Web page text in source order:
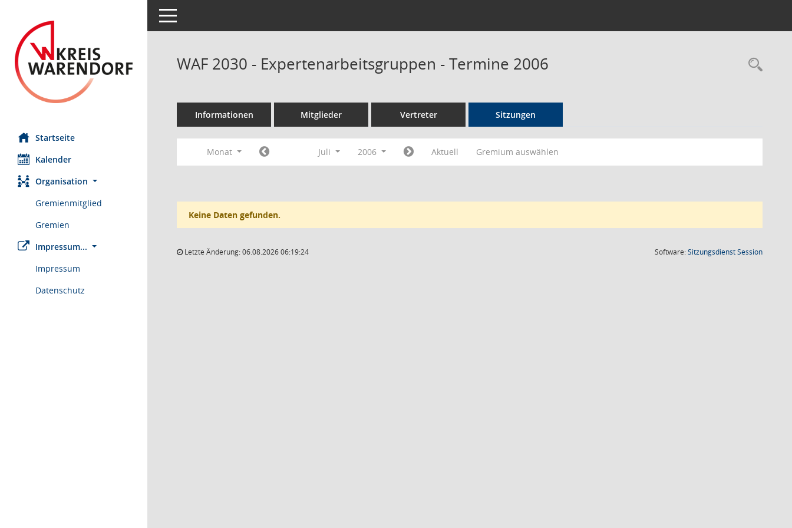
Startseite
Kalender
Organisation
Gremienmitglied
Gremien
Impressum...
Impressum
Datenschutz
Toggle navigation
WAF 2030 - Expertenarbeitsgruppen - Termine 2006
Informationen Mitglieder Vertreter Sitzungen
Monat Juli 2006 Aktuell Gremium auswählen
Keine Daten gefunden.
Letzte Änderung: 06.08.2026 06:19:24 Software:SitzungsdienstSession(Wird in